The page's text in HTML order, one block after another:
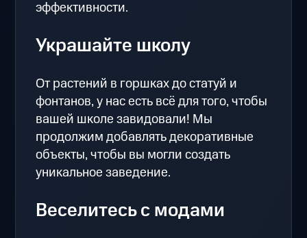
эффективности.
Украшайте школу
От растений в горшках до статуй и
фонтанов, у нас есть всё для того, чтобы
вашей школе завидовали! Мы
продолжим добавлять декоративные
объекты, чтобы вы могли создать
уникальное заведение.
Веселитесь с модами